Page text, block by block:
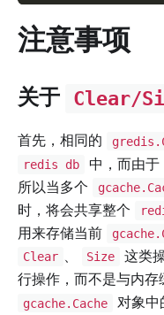
注意事项
关于 Clear/
首先，相同的
redis db 中，而由于
所以当多个
时，将会共享整个
用来存储当前
Clear 、 Size 这类
行操作，而不是与内
gcache.Cache
对象中